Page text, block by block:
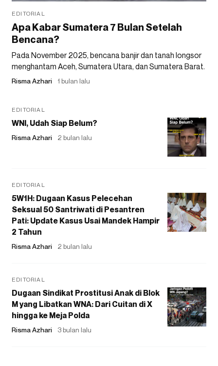
EDITORIAL
Apa Kabar Sumatera 7 Bulan Setelah
Bencana?
Pada November 2025, bencana banjir dan tanah longsor
menghantam Aceh, Sumatera Utara, dan Sumatera Barat.
Risma Azhari 1 bulan lalu
EDITORIAL
WNI, Udah Siap Belum?
Risma Azhari 2 bulan lalu
EDITORIAL
5W1H: Dugaan Kasus Pelecehan
Seksual 50 Santriwati di Pesantren
Pati: Update Kasus Usai Mandek Hampir
2 Tahun
Risma Azhari 2 bulan lalu
EDITORIAL
Dugaan Sindikat Prostitusi Anak di Blok
M yang Libatkan WNA: Dari Cuitan di X
hingga ke Meja Polda
Risma Azhari 3 bulan lalu